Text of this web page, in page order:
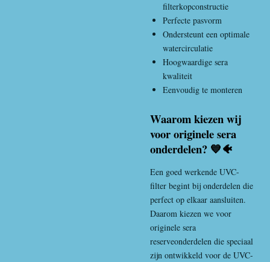
filterkopconstructie
Perfecte pasvorm
Ondersteunt een optimale
watercirculatie
Hoogwaardige sera
kwaliteit
Eenvoudig te monteren
Waarom kiezen wij
voor originele sera
onderdelen? 💙🐠
Een goed werkende UVC-
filter begint bij onderdelen die
perfect op elkaar aansluiten.
Daarom kiezen we voor
originele sera
reserveonderdelen die speciaal
zijn ontwikkeld voor de UVC-